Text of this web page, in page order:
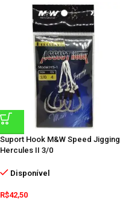
Suport Hook M&W Speed Jigging
Hercules II 3/0
Disponível
R$42,50